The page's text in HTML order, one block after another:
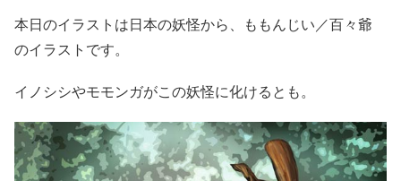
本日のイラストは日本の妖怪から、ももんじい／百々爺
のイラストです。
イノシシやモモンガがこの妖怪に化けるとも。